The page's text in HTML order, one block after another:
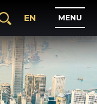
EN MENU